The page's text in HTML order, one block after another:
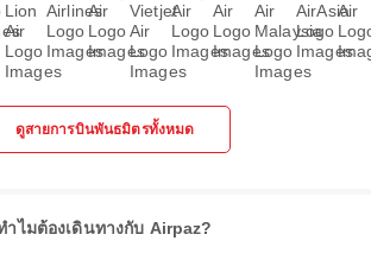
ดูสายการบินพันธมิตรทั้งหมด
ำไมต้องเดินทางกับ Airpaz?